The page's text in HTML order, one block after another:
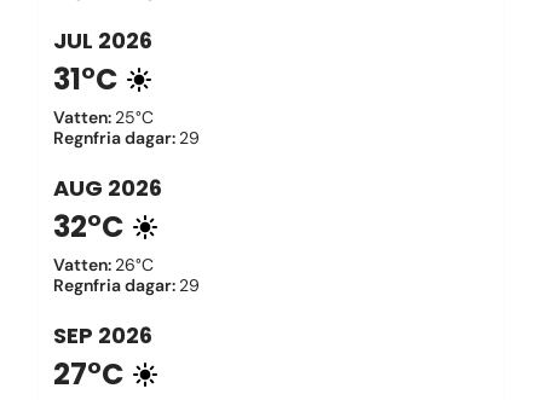
JUL 2026
31°C
Vatten: 25°C
Regnfria dagar: 29
AUG 2026
32°C
Vatten: 26°C
Regnfria dagar: 29
SEP 2026
27°C